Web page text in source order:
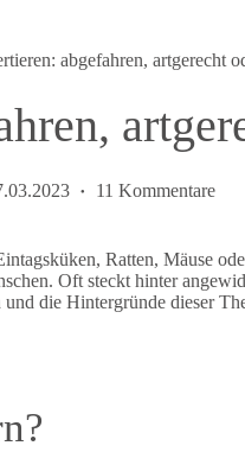
abgefahren, artgerecht
11 Kommentare
Ratten, Mäuse
Oft steckt hinter
die Hintergründe dieser